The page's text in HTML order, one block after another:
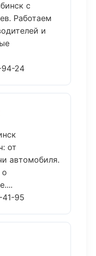
с
Работаем
и
24
от
автомобиля.
о
95